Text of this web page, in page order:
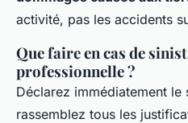
activité, pas les accidents
Que faire en cas de
professionnelle ?
Déclarez immédiatement le
rassemblez tous les